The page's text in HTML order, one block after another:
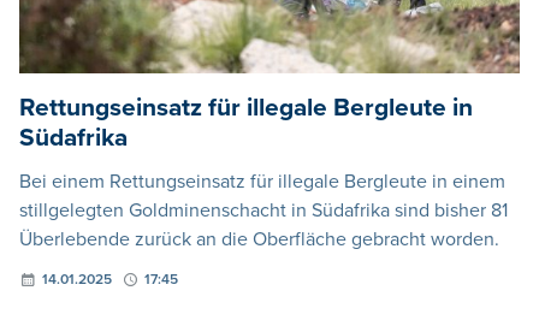
Rettungseinsatz für illegale Bergleute in
Südafrika
Bei einem Rettungseinsatz für illegale Bergleute in einem
stillgelegten Goldminenschacht in Südafrika sind bisher 81
Überlebende zurück an die Oberfläche gebracht worden.
14.01.2025 17:45